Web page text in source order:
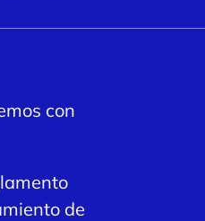
con
de